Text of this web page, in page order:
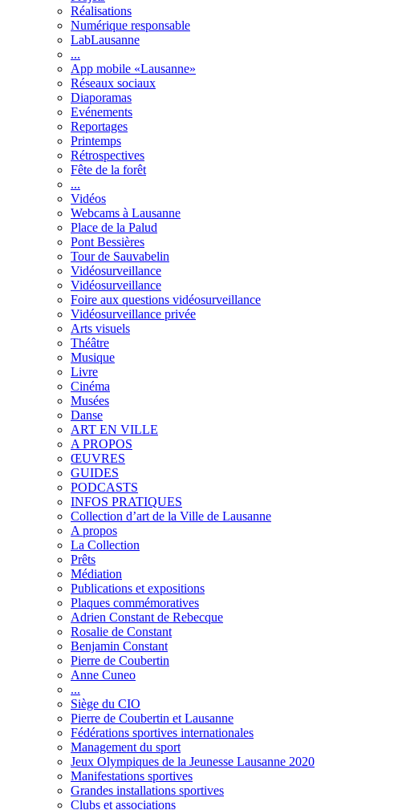
Réalisations
Numérique responsable
LabLausanne
...
App mobile «Lausanne»
Réseaux sociaux
Diaporamas
Evénements
Reportages
Printemps
Rétrospectives
Fête de la forêt
...
Vidéos
Webcams à Lausanne
Place de la Palud
Pont Bessières
Tour de Sauvabelin
Vidéosurveillance
Vidéosurveillance
Foire aux questions vidéosurveillance
Vidéosurveillance privée
Arts visuels
Théâtre
Musique
Livre
Cinéma
Musées
Danse
ART EN VILLE
A PROPOS
ŒUVRES
GUIDES
PODCASTS
INFOS PRATIQUES
Collection d’art de la Ville de Lausanne
A propos
La Collection
Prêts
Médiation
Publications et expositions
Plaques commémoratives
Adrien Constant de Rebecque
Rosalie de Constant
Benjamin Constant
Pierre de Coubertin
Anne Cuneo
...
Siège du CIO
Pierre de Coubertin et Lausanne
Fédérations sportives internationales
Management du sport
Jeux Olympiques de la Jeunesse Lausanne 2020
Manifestations sportives
Grandes installations sportives
Clubs et associations